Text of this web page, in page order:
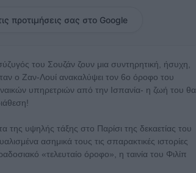
προτιμήσεις σας στο Google
του Σουζάν ζουν μια συντηρητική, ήσυχη,
ο Ζαν-Λουί ανακαλύψει τον 6ο όροφο του
υπηρετριών από την Ισπανία- η ζωή του θα
της υψηλής τάξης στο Παρίσι της δεκαετίας του
ασημικά τους τις σπαρακτικές ιστορίες
«τελευταίο όροφο», η ταινία του Φιλίπ